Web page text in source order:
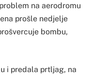
na aerodromu
prošle nedjelje
bombu,
i predala prtljag, na